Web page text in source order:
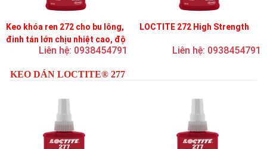
Keo khóa ren 272 cho bu lông,
đinh tán lớn chịu nhiệt cao, độ
bền cao, độ nhớt trung bình
Liên hệ: 0938454791
LOCTITE 272 High Strength
Liên hệ: 0938454791
KEO DÁN LOCTITE® 277